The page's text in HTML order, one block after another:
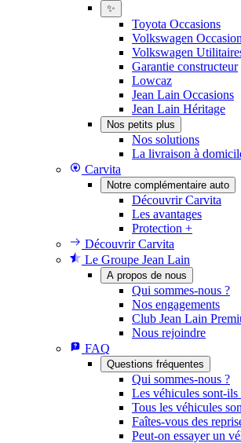
✨
Toyota Occasions
Volkswagen
Volkswagen
Garantie constructeur
Lowcaz
Jean Lain Occasions
Jean Lain Héritage
Nos petits plus
Nos solutions
La livraison à
Carvita
Notre complémentaire auto
Découvrir Carvita
Les avantages
Protection +
Découvrir Carvita
Le Groupe Jean Lain
A propos de nous
Qui sommes-nous ?
Nos engagements
Club Jean Lain
Nous rejoindre
FAQ
Questions fréquentes
Qui sommes-nous ?
Les véhicules sont-
Tous les véhicules
Faîtes-vous des
Peut-on essayer un